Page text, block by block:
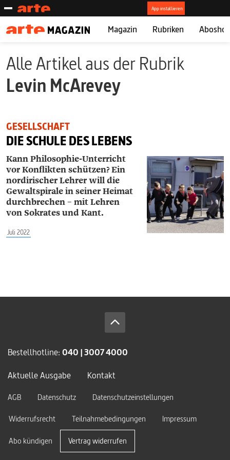
Magazin Rubriken
Alle Artikel aus der Rubrik
Levin McArevey
GESELLSCHAFT
DIE SCHULE DES LEBENS
Kann Philosophie-Unterricht
vor Konflikten schützen? Ein
nordirischer Lehrer will die
Gewaltspirale in seiner Heimat
durchbrechen – mit Lehren
von Sokrates und Kant.
Juli 2022
Bestellhotline: 040 | 3007 4000
Aktuelle Ausgabe
Kontakt
AGB Datenschutz
Datenschutzeinstellungen
Widerrufsrecht
Teilnahmebedingungen Impressum
Abo kündigen Vertrag widerrufen